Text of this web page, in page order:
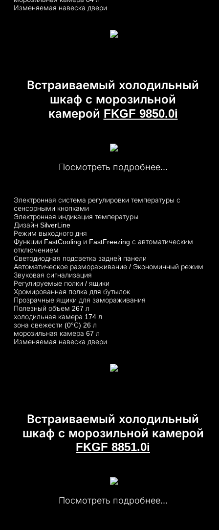
Изменяемая навеска двери
Встраиваемый холодильный
шкаф с морозильной
камерой FKGF 9850.0i
Посмотреть подробнее...
Электронная система регулировки температуры с
сенсорными кнопками
Электронная индикация температуры
Дизайн SilverLine
Режим выходного дня
Функции FastCooling и FastFreezing с автоматическим
отключением
Светодиодная подсветка задней панели
Автоматическое размораживание / Экономичный режим
Звуковая сигнализация
Регулируемые полки / ящики
Хромированная полка для бутылок
Прозрачные ящики для замораживания
Полезный объем 267 л
холодильная камера 174 л
зона свежести (0°С) 26 л
морозильная камера 67 л
Изменяемая навеска двери
Встраиваемый холодильный
шкаф с морозильной камерой
FKGF 8851.0i
Посмотреть подробнее...